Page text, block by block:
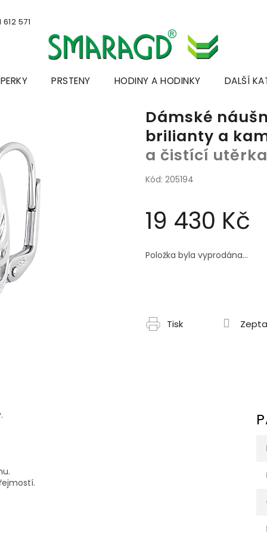
571
PRSTENY HODINY A HODINKY DALŠÍ
Dámské
brilianty a
a čistící
Kód: 205194
19 430 Kč
cena:
Položka byla vyprodána…
Tisk